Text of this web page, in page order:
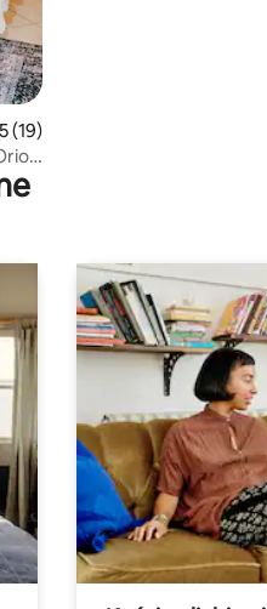
ocjena: 5/5, recenzija: 19
5 (19)